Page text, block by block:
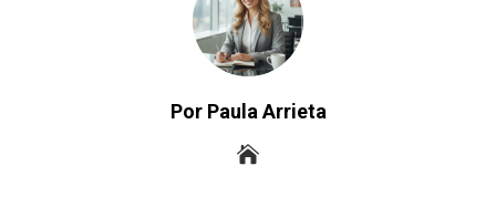
Por Paula Arrieta